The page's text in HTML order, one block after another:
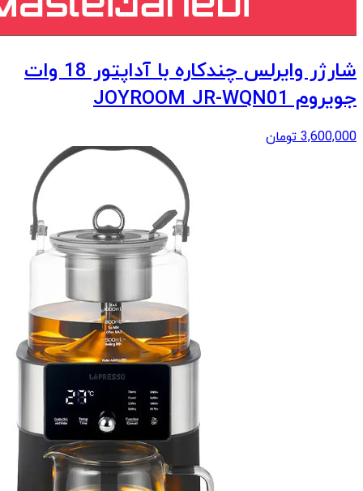
شارژر وایرلس چندکاره با آداپتور 18 وات
جویروم JOYROOM JR-WQN01
3,600,000 تومان